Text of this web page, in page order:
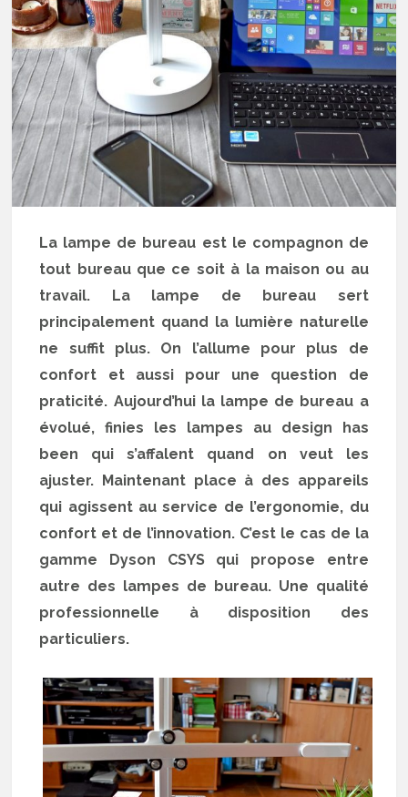
La lampe de bureau est le compagnon de
tout bureau que ce soit à la maison ou au
travail. La lampe de bureau sert
principalement quand la lumière naturelle
ne suffit plus. On l’allume pour plus de
confort et aussi pour une question de
praticité. Aujourd’hui la lampe de bureau a
évolué, finies les lampes au design has
been qui s’affalent quand on veut les
ajuster. Maintenant place à des appareils
qui agissent au service de l’ergonomie, du
confort et de l’innovation. C’est le cas de la
gamme Dyson CSYS qui propose entre
autre des lampes de bureau. Une qualité
professionnelle à disposition des
particuliers.